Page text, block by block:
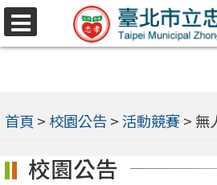
跳
至
內
選
首頁 > 校園公告>活動競賽 > 無
校園公告